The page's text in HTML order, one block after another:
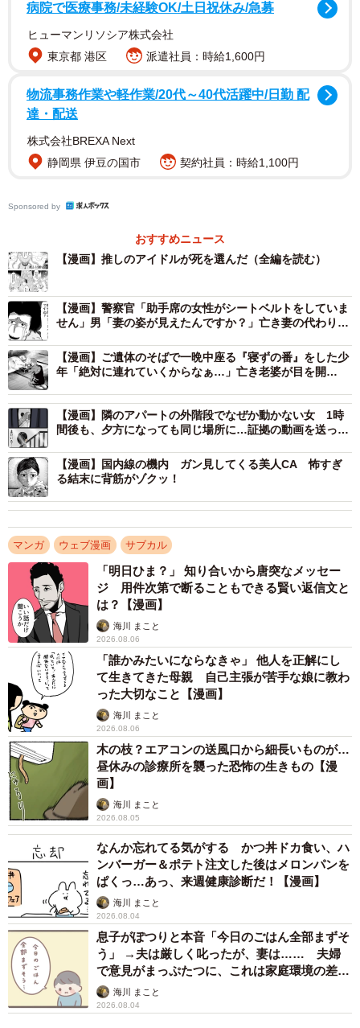
呼び込みが上手くいかないチノ ©Torimura/SQUARE ENIX
坂下はリリーを追って上京したほどの熱心なファン。喪失
感を抱えながらアルバイト生活を送る中、「夢ノ世」と書
かれた看板を持つ女性・チノと出会います。チノは“願いを
叶える店”へ坂下を誘い、坂下は「あの頃みたいにリリーに
手を握ってほしい」と涙ながらに願いを口にするのでし
た。
病院で医療事務/未経験OK/土日祝休み/急募
ヒューマンリソシア株式会社
東京都 港区
派遣社員：時給1,600円
物流事務作業や軽作業/20代～40代活躍中/日勤 配
達・配送
株式会社BREXA Next
静岡県 伊豆の国市
契約社員：時給1,100円
Sponsored by
おすすめニュース
【漫画】推しのアイドルが死を選んだ（全編を読む）
【漫画】警察官「助手席の女性がシートベルトをしていま
せん」男「妻の姿が見えたんですか？」亡き妻の代わりに
【漫画】ご遺体のそばで一晩中座る『寝ずの番』をした少
年「絶対に連れていくからなぁ…」亡き老婆が目を開
【漫画】隣のアパートの外階段でなぜか動かない女 1時
間後も、夕方になっても同じ場所に…証拠の動画を送った
【漫画】国内線の機内 ガン見してくる美人CA 怖すぎ
る結末に背筋がゾクッ！
マンガ ウェブ漫画 サブカル
「明日ひま？」 知り合いから唐突なメッセー
ジ 用件次第で断ることもできる賢い返信文と
は？【漫画】
海川 まこと
2026.08.06
「誰かみたいにならなきゃ」 他人を正解にし
て生きてきた母親 自己主張が苦手な娘に教わ
った大切なこと【漫画】
海川 まこと
2026.08.06
木の枝？エアコンの送風口から細長いものが…
昼休みの診療所を襲った恐怖の生きもの【漫
画】
海川 まこと
2026.08.05
なんか忘れてる気がする かつ丼ドカ食い、ハ
ンバーガー＆ポテト注文した後はメロンパンを
ぱくっ…あっ、来週健康診断だ！【漫画】
海川 まこと
2026.08.04
息子がぽつりと本音「今日のごはん全部まずそ
う」 →夫は厳しく叱ったが、妻は…… 夫婦
で意見がまっぷたつに、これは家庭環境の差？
【漫画】
海川 まこと
2026.08.04